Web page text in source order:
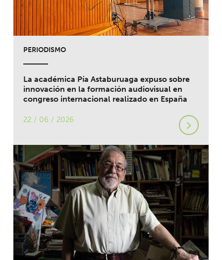
PERIODISMO
La académica Pía Astaburuaga expuso sobre
innovación en la formación audiovisual en
congreso internacional realizado en España
22 / 06 / 2026